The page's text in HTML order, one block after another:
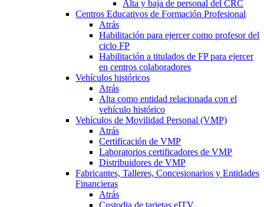
Alta y baja de personal del CRC
Centros Educativos de Formación Profesional
Atrás
Habilitación para ejercer como profesor del
ciclo FP
Habilitación a titulados de FP para ejercer
en centros colaboradores
Vehículos históricos
Atrás
Alta como entidad relacionada con el
vehículo histórico
Vehículos de Movilidad Personal (VMP)
Atrás
Certificación de VMP
Laboratorios certificadores de VMP
Distribuidores de VMP
Fabricantes, Talleres, Concesionarios y Entidades
Financieras
Atrás